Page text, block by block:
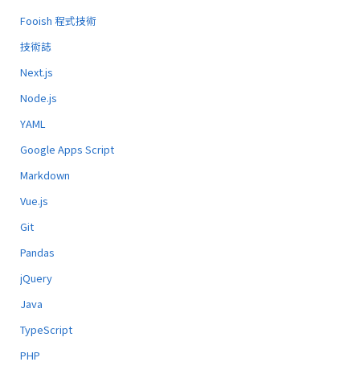
Fooish 程式技術
技術誌
Next.js
Node.js
YAML
Google Apps Script
Markdown
Vue.js
Git
Pandas
jQuery
Java
TypeScript
PHP